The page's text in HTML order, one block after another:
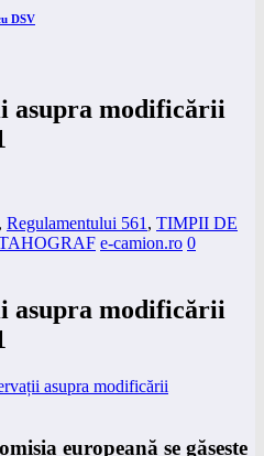
DSV
asupra modificării
, Regulamentului 561 , TIMPII DE
e-camion.ro 0
asupra modificării
europeană se găsește